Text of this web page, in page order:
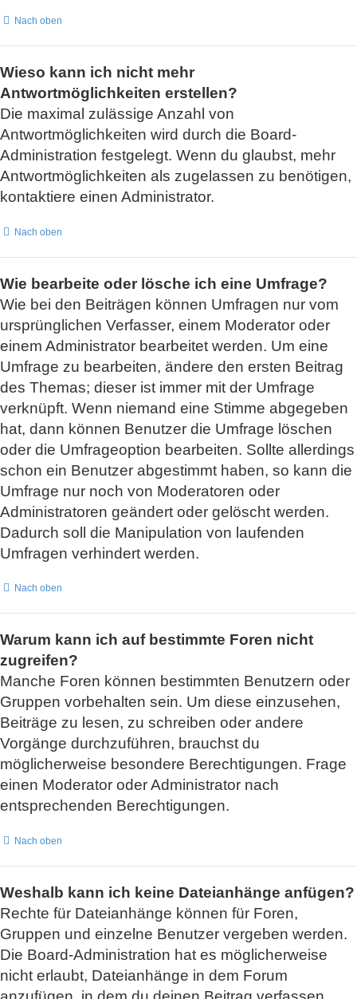
Nach oben
Wieso kann ich nicht mehr
Antwortmöglichkeiten erstellen?
Die maximal zulässige Anzahl von
Antwortmöglichkeiten wird durch die Board-
Administration festgelegt. Wenn du glaubst, mehr
Antwortmöglichkeiten als zugelassen zu benötigen,
kontaktiere einen Administrator.
Nach oben
Wie bearbeite oder lösche ich eine Umfrage?
Wie bei den Beiträgen können Umfragen nur vom
ursprünglichen Verfasser, einem Moderator oder
einem Administrator bearbeitet werden. Um eine
Umfrage zu bearbeiten, ändere den ersten Beitrag
des Themas; dieser ist immer mit der Umfrage
verknüpft. Wenn niemand eine Stimme abgegeben
hat, dann können Benutzer die Umfrage löschen
oder die Umfrageoption bearbeiten. Sollte allerdings
schon ein Benutzer abgestimmt haben, so kann die
Umfrage nur noch von Moderatoren oder
Administratoren geändert oder gelöscht werden.
Dadurch soll die Manipulation von laufenden
Umfragen verhindert werden.
Nach oben
Warum kann ich auf bestimmte Foren nicht
zugreifen?
Manche Foren können bestimmten Benutzern oder
Gruppen vorbehalten sein. Um diese einzusehen,
Beiträge zu lesen, zu schreiben oder andere
Vorgänge durchzuführen, brauchst du
möglicherweise besondere Berechtigungen. Frage
einen Moderator oder Administrator nach
entsprechenden Berechtigungen.
Nach oben
Weshalb kann ich keine Dateianhänge anfügen?
Rechte für Dateianhänge können für Foren,
Gruppen und einzelne Benutzer vergeben werden.
Die Board-Administration hat es möglicherweise
nicht erlaubt, Dateianhänge in dem Forum